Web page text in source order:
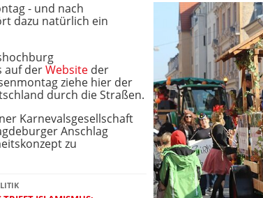
- und nach
dazu natürlich ein
auf derWebsite der
ziehe hier der
durch die Straßen.
Karnevalsgesellschaft
Anschlag
zu